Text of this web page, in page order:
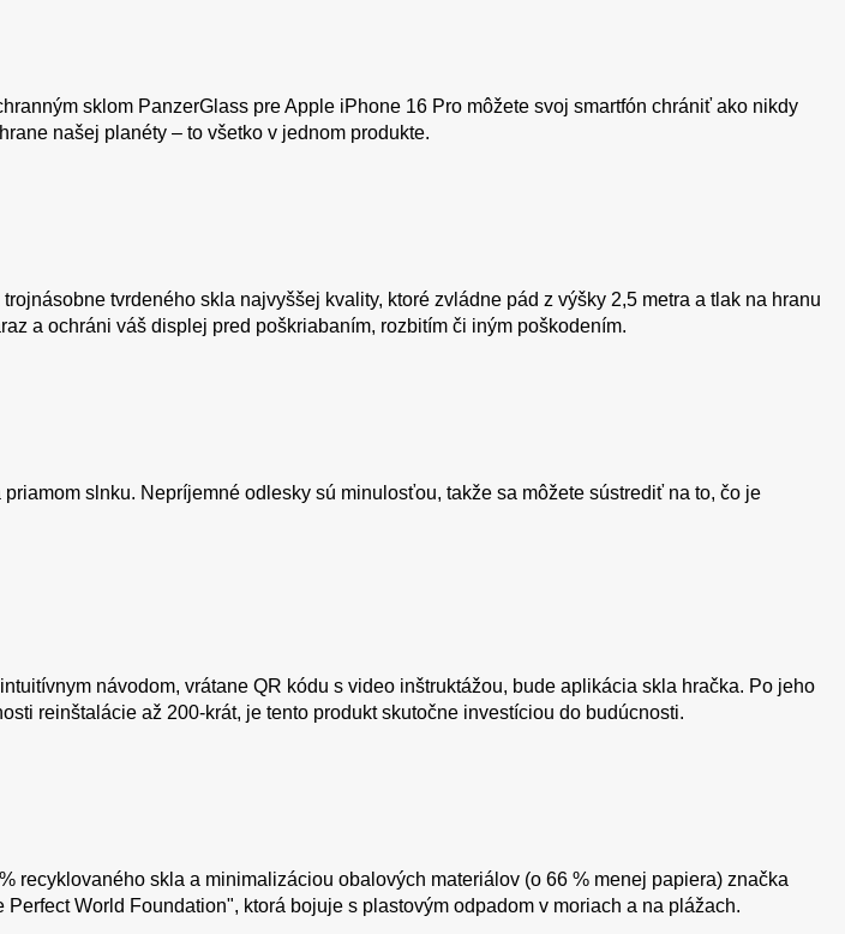
sklom PanzerGlass pre Apple iPhone 16 Pro môžete svoj smartfón chrániť ako nikdy
našej planéty – to všetko v jednom produkte.
tvrdeného skla najvyššej kvality, ktoré zvládne pád z výšky 2,5 metra a tlak na hranu
a ochráni váš displej pred poškriabaním, rozbitím či iným poškodením.
slnku. Nepríjemné odlesky sú minulosťou, takže sa môžete sústrediť na to, čo je
návodom, vrátane QR kódu s video inštruktážou, bude aplikácia skla hračka. Po jeho
reinštalácie až 200-krát, je tento produkt skutočne investíciou do budúcnosti.
recyklovaného skla a minimalizáciou obalových materiálov (o 66 % menej papiera) značka
World Foundation", ktorá bojuje s plastovým odpadom v moriach a na plážach.